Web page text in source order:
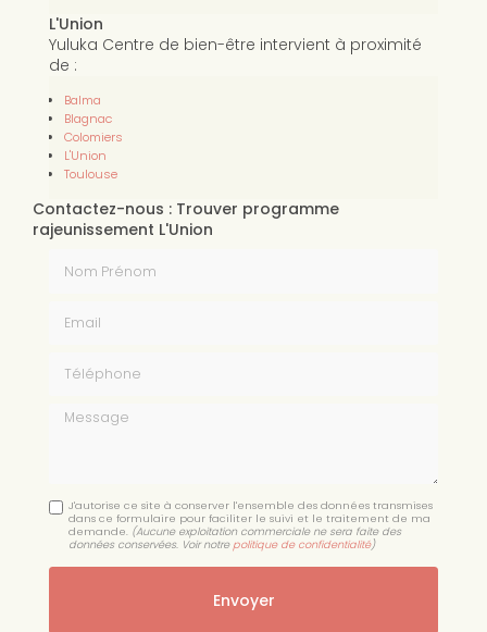
L'Union
Yuluka Centre de bien-être intervient à proximité
de :
Balma
Blagnac
Colomiers
L'Union
Toulouse
Contactez-nous : Trouver programme
rajeunissement L'Union
Message
J'autorise ce site à conserver l'ensemble des données transmises
dans ce formulaire pour faciliter le suivi et le traitement de ma
demande. (Aucune exploitation commerciale ne sera faite des
données conservées. Voir notre politique de confidentialité)